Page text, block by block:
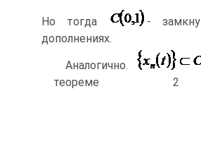
Но тогда
-
дополнениях.
Аналогично.
теореме